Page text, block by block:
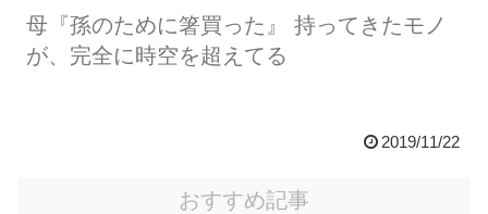
母『孫のために箸買った』 持ってきたモノ
が、完全に時空を超えてる
2019/11/22
おすすめ記事